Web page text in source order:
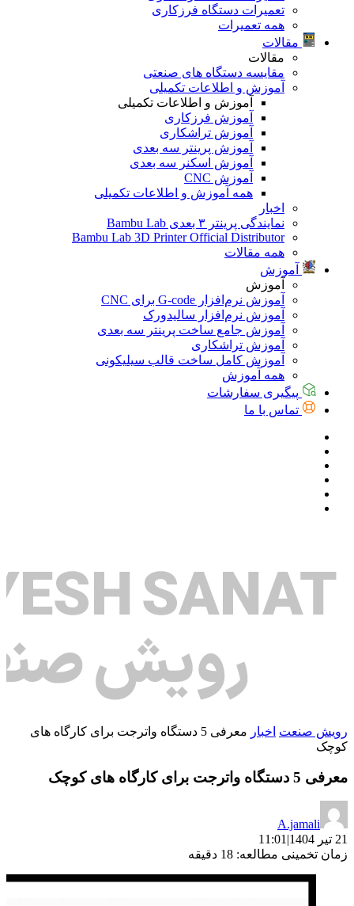
تعمیرات دستگاه فرزکاری
همه تعمیرات
مقالات
مقالات
مقایسه دستگاه های صنعتی
آموزش و اطلاعات تکمیلی
آموزش و اطلاعات تکمیلی
آموزش فرزکاری
آموزش تراشکاری
آموزش پرینتر سه بعدی
آموزش اسکنر سه بعدی
آموزش CNC
همه آموزش و اطلاعات تکمیلی
اخبار
نمایندگی پرینتر ۳ بعدی Bambu Lab
Bambu Lab 3D Printer Official Distributor
همه مقالات
آموزش
آموزش
آموزش نرم‌افزار G-code برای CNC
آموزش نرم‌افزار سالیدورک
آموزش جامع ساخت پرینتر سه بعدی
آموزش تراشکاری
آموزش کامل ساخت قالب سیلیکونی
همه آموزش
پیگیری سفارشات
تماس با ما
رویش صنعت اخبار
معرفی 5 دستگاه واترجت برای کارگاه های
کوچک
معرفی 5 دستگاه واترجت برای کارگاه های کوچک
A.jamali
21 تیر 1404
|
11:01
زمان تخمینی مطالعه: 18 دقیقه